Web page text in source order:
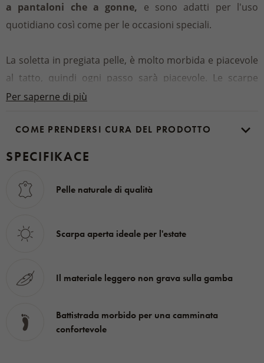
a pantaloni che a gonne, e sono adatti per l'uso
quotidiano così come per le occasioni speciali.
La soletta in pregiata pelle, è molto morbida e piacevole
al tatto, quindi ogni passo sarà piacevole. Le scarpe
sono molto leggere e quindi non pesano sul piede, la
utilizzi le ciabattedurante i viaggi al lavoro, per
Materiale:
Suola - 100 % PU
Per saperne di più
COME PRENDERSI CURA DEL PRODOTTO
SPECIFIKACE
Pelle naturale di qualità
Scarpa aperta ideale per l'estate
Il materiale leggero non grava sulla gamba
Battistrada morbido per una camminata
confortevole